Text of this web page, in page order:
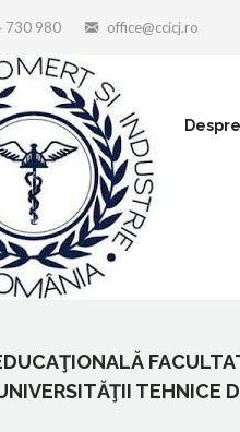
730 980 office@ccicj.ro
TEHNICE